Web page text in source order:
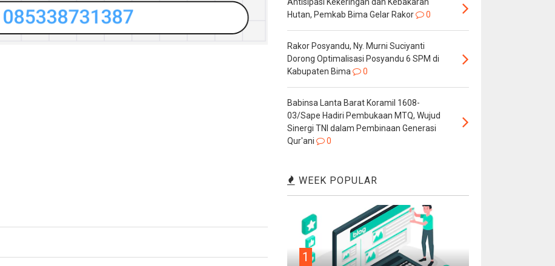
Antisipasi Kekeringan dan Kebakaran
Hutan, Pemkab Bima Gelar Rakor
0
Rakor Posyandu, Ny. Murni Suciyanti
Dorong Optimalisasi Posyandu 6 SPM di
Kabupaten Bima
0
Babinsa Lanta Barat Koramil 1608-
03/Sape Hadiri Pembukaan MTQ, Wujud
Sinergi TNI dalam Pembinaan Generasi
Qur'ani
0
WEEK POPULAR
1